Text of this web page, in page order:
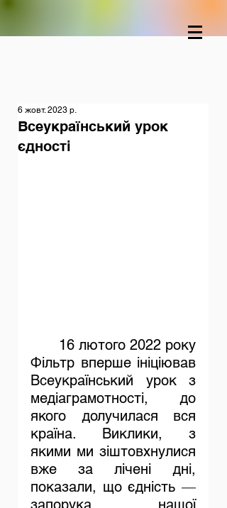
Всеукраїнський урок
єдності
6 жовт. 2023 р.
16 лютого 2022 року
Фільтр вперше ініціював
Всеукраїнський урок з
медіаграмотності, до
якого долучилася вся
країна. Виклики, з
якими ми зіштовхнулися
вже за лічені дні,
показали, що єдність —
запорука нашої